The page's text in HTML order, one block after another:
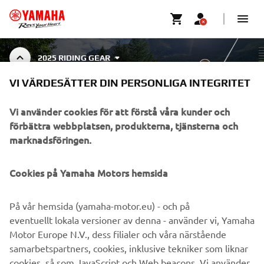
2025 RIDING GEAR
RIDING GEAR
UTFORSKA YAMAHA
VI VÄRDESÄTTER DIN PERSONLIGA INTEGRITET
Vi använder cookies för att förstå våra kunder och
förbättra webbplatsen, produkterna, tjänsterna och
marknadsföringen.
Cookies på Yamaha Motors hemsida
På vår hemsida (yamaha-motor.eu) - och på
eventuellt lokala versioner av denna - använder vi, Yamaha
Motor Europe N.V., dess filialer och våra närstående
samarbetspartners, cookies, inklusive tekniker som liknar